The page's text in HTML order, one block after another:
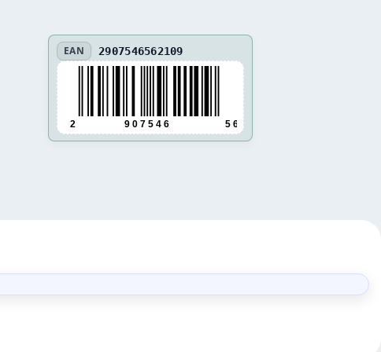
EAN 2907546562109
2 9 0 7 5 4 6 5 6 2 1 0 9